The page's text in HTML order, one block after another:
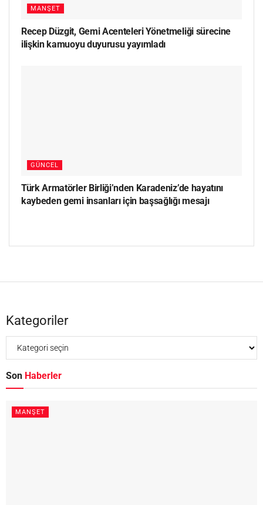
MANŞET
Recep Düzgit, Gemi Acenteleri Yönetmeliği sürecine
ilişkin kamuoyu duyurusu yayımladı
GÜNCEL
Türk Armatörler Birliği’nden Karadeniz’de hayatını
kaybeden gemi insanları için başsağlığı mesajı
Kategoriler
Son Haberler
MANŞET